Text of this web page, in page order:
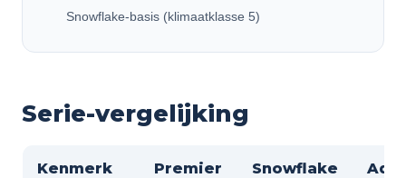
Snowflake-basis (klimaatklasse 5)
Serie-vergelijking
Kenmerk Premier Snowflake